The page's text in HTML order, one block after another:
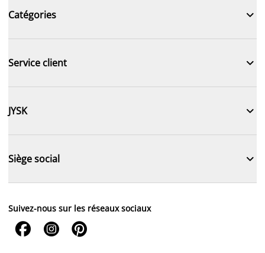
Catégories 
Service client 
JYSK 
Siège social 
Suivez-nous sur les réseaux sociaux
  